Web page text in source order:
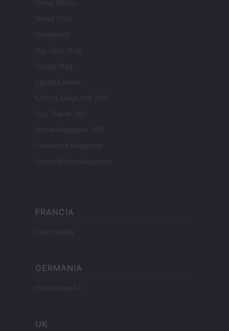
Newz Illinois
Newz Ohio
Gameland
Hig Tech Mag
Scoop Mag
Lgbtqia News
Motors Magazine 365
Day Travel 365
Home Magazine 365
Cineverse Magazine
SecondHomeMagazine
FRANCIA
InvestirMag
GERMANIA
Investieren24
UK